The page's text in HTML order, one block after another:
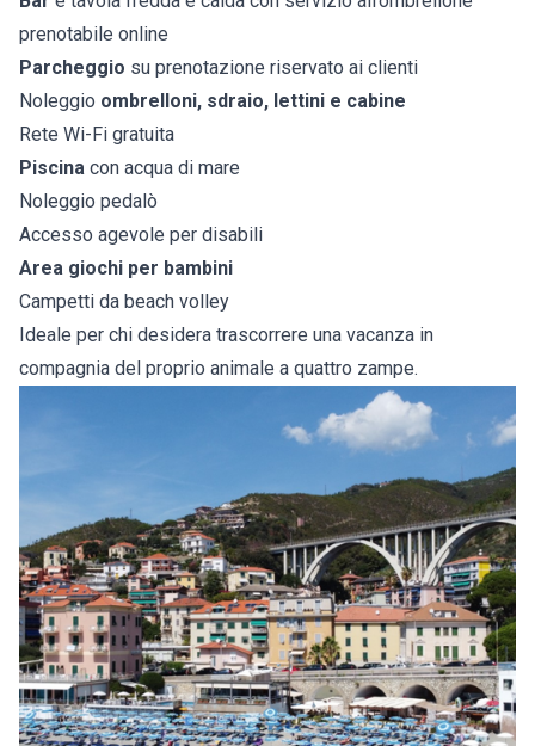
prenotabile online
Parcheggio su prenotazione riservato ai clienti
Noleggio ombrelloni, sdraio, lettini e cabine
Rete Wi-Fi gratuita
Piscina con acqua di mare
Noleggio pedalò
Accesso agevole per disabili
Area giochi per bambini
Campetti da beach volley
Ideale per chi desidera trascorrere una vacanza in
compagnia del proprio animale a quattro zampe.